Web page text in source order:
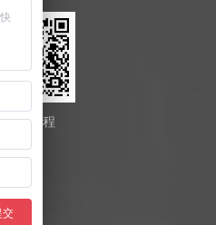
红圈工程
交